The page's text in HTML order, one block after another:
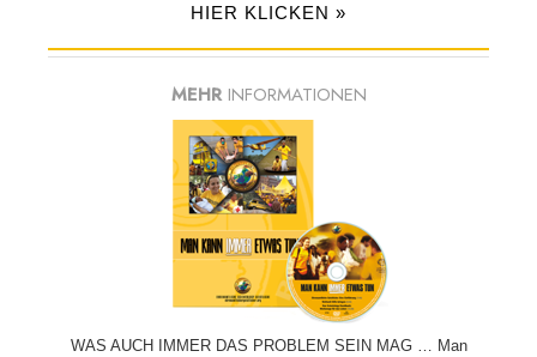
HIER KLICKEN »
MEHR INFORMATIONEN
WAS AUCH IMMER DAS PROBLEM SEIN MAG … Man